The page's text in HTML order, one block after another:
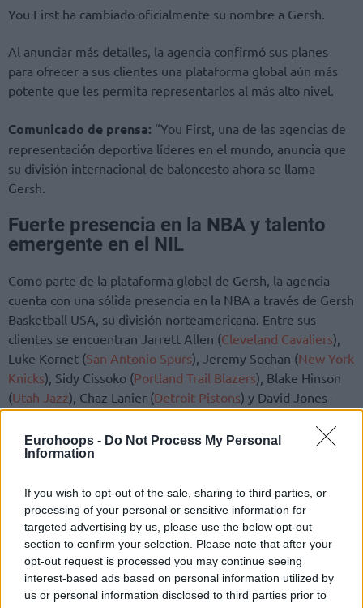
Eurohoops - Do Not Process My Personal
Information
If you wish to opt-out of the sale, sharing to third parties, or
processing of your personal or sensitive information for
targeted advertising by us, please use the below opt-out
section to confirm your selection. Please note that after your
opt-out request is processed you may continue seeing
interest-based ads based on personal information utilized by
us or personal information disclosed to third parties prior to
You First ha cambiado oficialmente su nombre a Gersh.
Al anunciar más detalles, la agencia confirmó sus planes
para ofrecer a sus clientes una plataforma global aún más
potente que les permita representarlos al más alto nivel.
Comunicado de prensa: “You First, una de las agencias de
representación deportiva líderes en el mundo, anuncia que
su división internacional de baloncesto ahora se llama
Gersh.
Fuerte presencia en la NBA y talento
emergente en el NIL
Como parte de la plataforma global de Gersh, la agencia
cuenta con una sólida presencia en la NBA a través de Gersh
Basketball USA, su división norteamericana. Entre sus
clientes se encuentran Jarrett Allen (Cleveland Cavaliers),
Luke Kornet (San Antonio Spurs), Jeremy Sochan (New York
Knicks), Sidy Cissoko (Portland Trail Blazers), Blake Hinson
(Utah Jazz), Chaz Lanier (Detroit Pistons) y David Jones-
García (San Antonio Spurs).
Paralelamente, la agencia está invirtiendo fuertemente en
NIL (Nombres, Idiomas y Condiciones) que incluye a algunos
de los jóvenes talentos más prometedores, como Álvaro
Folgueiras, Sayon Keita, Matas Vokietaitis, Sash Gavalyugov
y Tyron Riley IV.